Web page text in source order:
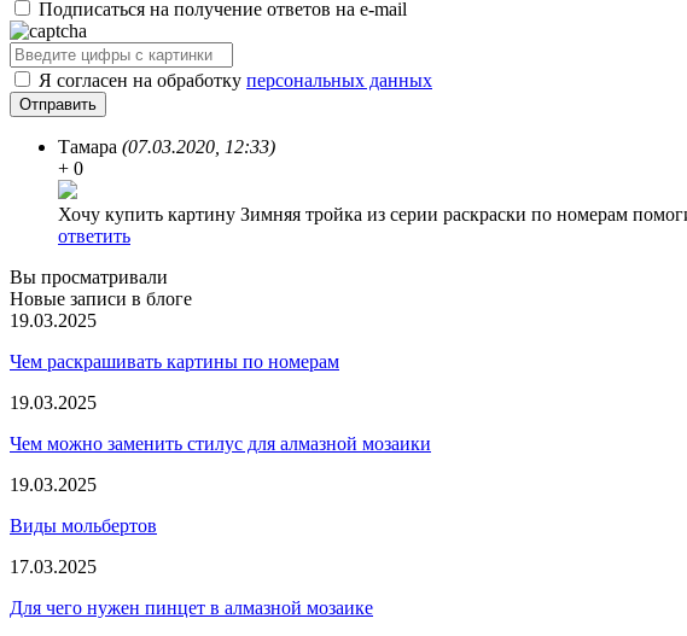
Подписаться на получение ответов на e-mail
Я согласен на обработку персональных данных
Тамара (07.03.2020, 12:33)
+ 0
Хочу купить картину Зимняя тройка из серии раскраски по номерам
ответить
Вы просматривали
Новые записи в блоге
19.03.2025
Чем раскрашивать картины по номерам
19.03.2025
Чем можно заменить стилус для алмазной мозаики
19.03.2025
Виды мольбертов
17.03.2025
Для чего нужен пинцет в алмазной мозаике